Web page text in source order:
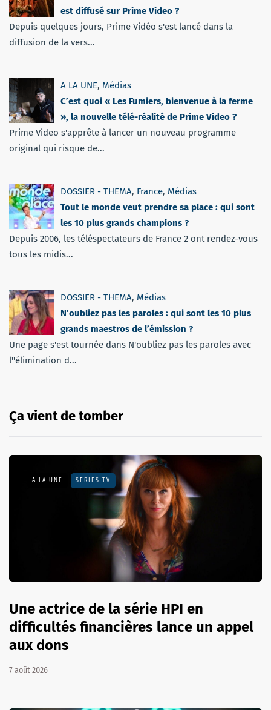
est diffusé sur Prime Video ?
Depuis quelques jours, Prime Vidéo s'est lancé dans la
diffusion de la vers...
A LA UNE, Médias
C’est quoi « Les Fumiers, bienvenue à la ferme
», la nouvelle télé-réalité de Prime Video ?
Prime Video s'apprête à lancer un nouveau programme
original qui risque de...
DOSSIER - THEMA, France, Médias
Tout le monde veut prendre sa place : qui sont
les 10 plus grands champions ?
Depuis 2006, les téléspectateurs de France 2 ont rendez-vous
tous les midis...
DOSSIER - THEMA, Médias
N’oubliez pas les paroles : qui sont les 10 plus
grands maestros de l’émission ?
Une page s'est tournée dans N'oubliez pas les paroles avec
l''élimination d...
Ça vient de tomber
A LA UNE SÉRIES TV
Une actrice de la série HPI en
difficultés financières lance un appel
aux dons
7 août 2026